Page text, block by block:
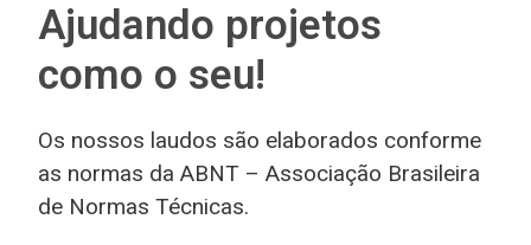
Ajudando projetos
como o seu!
Os nossos laudos são elaborados conforme
as normas da ABNT – Associação Brasileira
de Normas Técnicas.